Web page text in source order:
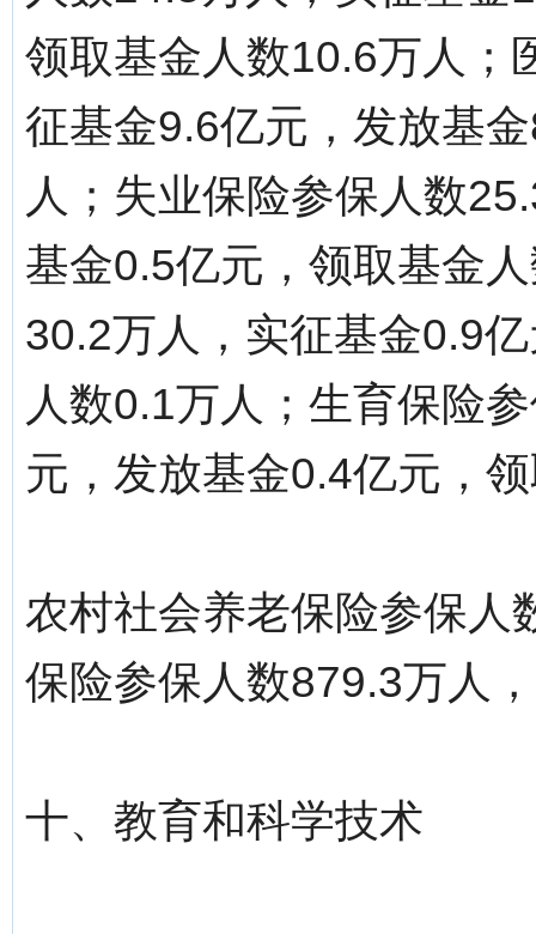
领取基金人数10.6万人；
征基金9.6亿元，发放基
人；失业保险参保人数
基金0.5亿元，领取基金
30.2万人，实征基金0.9
人数0.1万人；生育保险
元，发放基金0.4亿元，
农村社会养老保险参保人
保险参保人数879.3万人
十、教育和科学技术